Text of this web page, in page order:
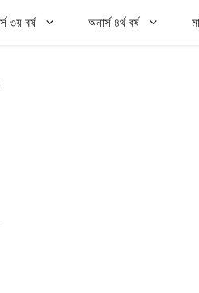
৩য় বর্ষ অনার্স ৪র্থ বর্ষ